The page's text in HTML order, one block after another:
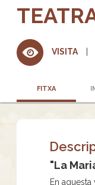
VISITA
FITXA
"La
En aquesta